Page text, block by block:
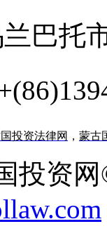
巴托
投资法律网 ， 蒙古
投资